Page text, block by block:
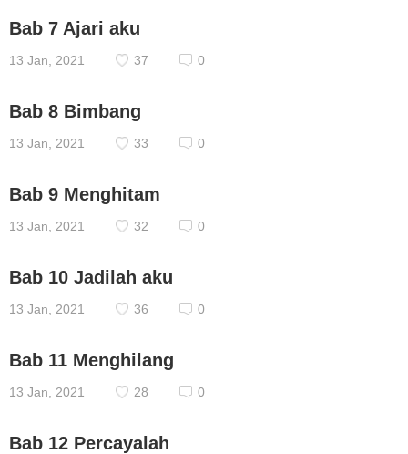
Bab 7 Ajari aku
13 Jan, 2021 37 0
Bab 8 Bimbang
13 Jan, 2021 33 0
Bab 9 Menghitam
13 Jan, 2021 32 0
Bab 10 Jadilah aku
13 Jan, 2021 36 0
Bab 11 Menghilang
13 Jan, 2021 28 0
Bab 12 Percayalah